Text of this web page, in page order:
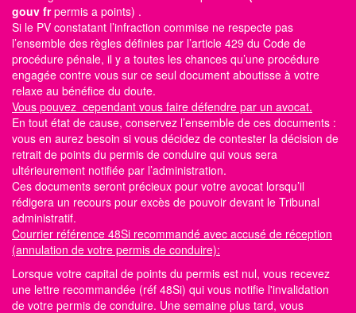
gouv frpermis a points) .
Si le PV constatant l’infraction commise ne respecte pas
l’ensemble des règles définies par l’article 429 du Code de
procédure pénale, il y a toutes les chances qu’une procédure
engagée contre vous sur ce seul document aboutisse à votre
relaxe au bénéfice du doute.
Vous pouvez cependant vous faire défendre par un avocat.
En tout état de cause, conservez l’ensemble de ces documents :
vous en aurez besoin si vous décidez de contester la décision de
retrait de points du permis de conduire qui vous sera
ultérieurement notifiée par l’administration.
Ces documents seront précieux pour votre avocat lorsqu’il
rédigera un recours pour excès de pouvoir devant le Tribunal
administratif.
Courrier référence 48Si recommandé avec accusé de réception
(annulation de votre permis de conduire):
Lorsque votre capital de points du permis est nul, vous recevez
une lettre recommandée (réf 48Si) qui vous notifie l'invalidation
de votre permis de conduire. Une semaine plus tard, vous